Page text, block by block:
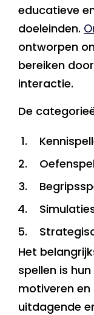
educatieve
doeleinden.
ontworpen
bereiken
interactie.
De
Het
spellen is
motiveren
uitdagende